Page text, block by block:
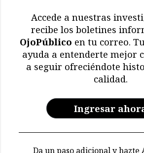
Accede a nuestras
recibe los boletines
OjoPúblico en tu correo.
ayuda a entenderte mejor
a seguir ofreciéndote
calidad.
Ingresar
Da un paso adicional y hazte